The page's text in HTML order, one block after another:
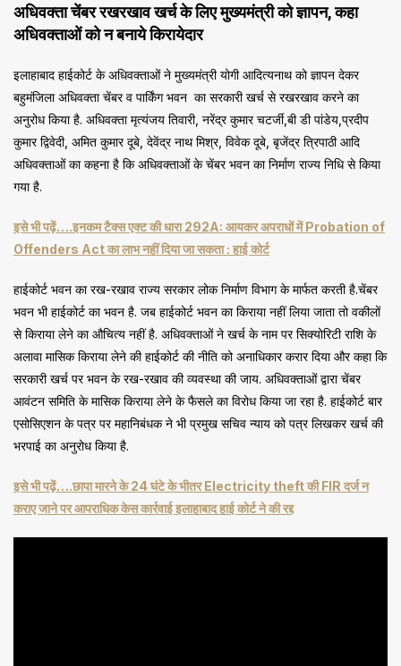
अधिवक्ता चेंबर रखरखाव खर्च के लिए मुख्यमंत्री को ज्ञापन, कहा
अधिवक्ताओं को न बनाये किरायेदार
इलाहाबाद हाईकोर्ट के अधिवक्ताओं ने मुख्यमंत्री योगी आदित्यनाथ को ज्ञापन देकर
बहुमंजिला अधिवक्ता चेंबर व पार्किंग भवन का सरकारी खर्च से रखरखाव करने का
अनुरोध किया है. अधिवक्ता मृत्यंजय तिवारी, नरेंद्र कुमार चटर्जी,बी डी पांडेय,प्रदीप
कुमार द्विवेदी, अमित कुमार दूबे, देवेंद्र नाथ मिश्र, विवेक दूबे, बृजेंद्र त्रिपाठी आदि
अधिवक्ताओं का कहना है कि अधिवक्ताओं के चेंबर भवन का निर्माण राज्य निधि से किया
गया है.
इसे भी पढ़ें….इनकम टैक्स एक्ट की धारा 292A: आयकर अपराधों में Probation of
Offenders Act का लाभ नहीं दिया जा सकता : हाई कोर्ट
हाईकोर्ट भवन का रख-रखाव राज्य सरकार लोक निर्माण विभाग के मार्फत करती है.चेंबर
भवन भी हाईकोर्ट का भवन है. जब हाईकोर्ट भवन का किराया नहीं लिया जाता तो वकीलों
से किराया लेने का औचित्य नहीं है. अधिवक्ताओं ने खर्च के नाम पर सिक्योरिटी राशि के
अलावा मासिक किराया लेने की हाईकोर्ट की नीति को अनाधिकार करार दिया और कहा कि
सरकारी खर्च पर भवन के रख-रखाव की व्यवस्था की जाय. अधिवक्ताओं द्वारा चेंबर
आवंटन समिति के मासिक किराया लेने के फैसले का विरोध किया जा रहा है. हाईकोर्ट बार
एसोसिएशन के पत्र पर महानिबंधक ने भी प्रमुख सचिव न्याय को पत्र लिखकर खर्च की
भरपाई का अनुरोध किया है.
इसे भी पढ़ें….छापा मारने के 24 घंटे के भीतर Electricity theft की FIR दर्ज न
कराए जाने पर आपराधिक केस कार्रवाई इलाहाबाद हाई कोर्ट ने की रद्द